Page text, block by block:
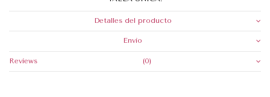
Detalles del producto
Envio
Reviews (0)